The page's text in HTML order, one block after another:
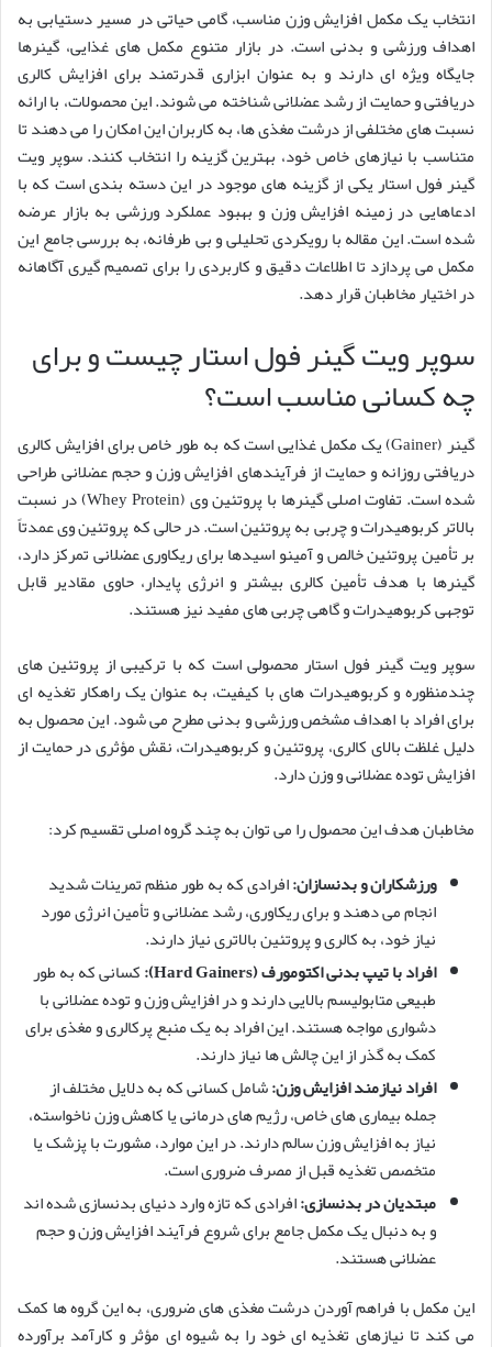
انتخاب یک مکمل افزایش وزن مناسب، گامی حیاتی در مسیر دستیابی به
اهداف ورزشی و بدنی است. در بازار متنوع مکمل های غذایی، گینرها
جایگاه ویژه ای دارند و به عنوان ابزاری قدرتمند برای افزایش کالری
دریافتی و حمایت از رشد عضلانی شناخته می شوند. این محصولات، با ارائه
نسبت های مختلفی از درشت مغذی ها، به کاربران این امکان را می دهند تا
متناسب با نیازهای خاص خود، بهترین گزینه را انتخاب کنند. سوپر ویت
گینر فول استار یکی از گزینه های موجود در این دسته بندی است که با
ادعاهایی در زمینه افزایش وزن و بهبود عملکرد ورزشی به بازار عرضه
شده است. این مقاله با رویکردی تحلیلی و بی طرفانه، به بررسی جامع این
مکمل می پردازد تا اطلاعات دقیق و کاربردی را برای تصمیم گیری آگاهانه
در اختیار مخاطبان قرار دهد.
سوپر ویت گینر فول استار چیست و برای
چه کسانی مناسب است؟
گینر (Gainer) یک مکمل غذایی است که به طور خاص برای افزایش کالری
دریافتی روزانه و حمایت از فرآیندهای افزایش وزن و حجم عضلانی طراحی
شده است. تفاوت اصلی گینرها با پروتئین وی (Whey Protein) در نسبت
بالاتر کربوهیدرات و چربی به پروتئین است. در حالی که پروتئین وی عمدتاً
بر تأمین پروتئین خالص و آمینو اسیدها برای ریکاوری عضلانی تمرکز دارد،
گینرها با هدف تأمین کالری بیشتر و انرژی پایدار، حاوی مقادیر قابل
توجهی کربوهیدرات و گاهی چربی های مفید نیز هستند.
سوپر ویت گینر فول استار محصولی است که با ترکیبی از پروتئین های
چندمنظوره و کربوهیدرات های با کیفیت، به عنوان یک راهکار تغذیه ای
برای افراد با اهداف مشخص ورزشی و بدنی مطرح می شود. این محصول به
دلیل غلظت بالای کالری، پروتئین و کربوهیدرات، نقش مؤثری در حمایت از
افزایش توده عضلانی و وزن دارد.
مخاطبان هدف این محصول را می توان به چند گروه اصلی تقسیم کرد:
ورزشکاران و بدنسازان:افرادی که به طور منظم تمرینات شدید
انجام می دهند و برای ریکاوری، رشد عضلانی و تأمین انرژی مورد
نیاز خود، به کالری و پروتئین بالاتری نیاز دارند.
افراد با تیپ بدنی اکتومورف (Hard Gainers):
کسانی که به طور
طبیعی متابولیسم بالایی دارند و در افزایش وزن و توده عضلانی با
دشواری مواجه هستند. این افراد به یک منبع پرکالری و مغذی برای
کمک به گذر از این چالش ها نیاز دارند.
افراد نیازمند افزایش وزن:شامل کسانی که به دلایل مختلف از
جمله بیماری های خاص، رژیم های درمانی یا کاهش وزن ناخواسته،
نیاز به افزایش وزن سالم دارند. در این موارد، مشورت با پزشک یا
متخصص تغذیه قبل از مصرف ضروری است.
مبتدیان در بدنسازی:افرادی که تازه وارد دنیای بدنسازی شده اند
و به دنبال یک مکمل جامع برای شروع فرآیند افزایش وزن و حجم
عضلانی هستند.
این مکمل با فراهم آوردن درشت مغذی های ضروری، به این گروه ها کمک
می کند تا نیازهای تغذیه ای خود را به شیوه ای مؤثر و کارآمد برآورده